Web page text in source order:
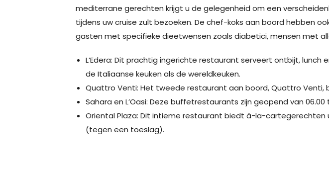
mediterrane gerechten krijgt u de gelegenheid om een
tijdens uw cruise zult bezoeken. De chef-koks aan boord hebben
gasten met specifieke dieetwensen zoals diabetici, mensen met
L’Edera: Dit prachtig ingerichte restaurant serveert ontbijt,
de Italiaanse keuken als de wereldkeuken.
Quattro Venti: Het tweede restaurant aan boord, Quattro Venti,
Sahara en L’Oasi: Deze buffetrestaurants zijn geopend van
Oriental Plaza: Dit intieme restaurant biedt à-la-cartegerechten
(tegen een toeslag).